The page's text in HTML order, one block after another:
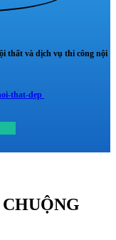
thất và dịch vụ thi công nội
that-dep